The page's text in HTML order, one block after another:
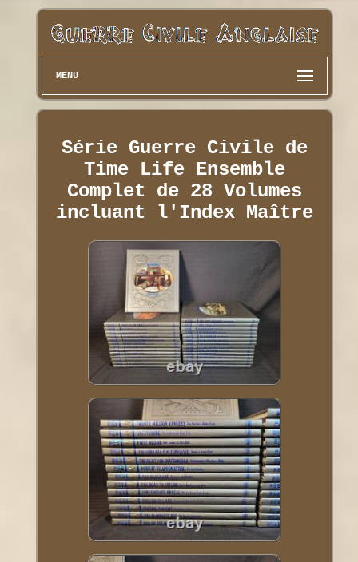
MENU
Série Guerre Civile de
Time Life Ensemble
Complet de 28 Volumes
incluant l'Index Maître